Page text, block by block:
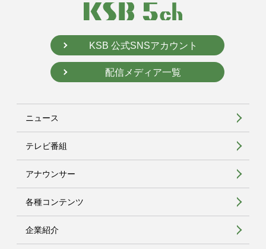
KSB 公式SNSアカウント
配信メディア一覧
ニュース
テレビ番組
アナウンサー
各種コンテンツ
企業紹介